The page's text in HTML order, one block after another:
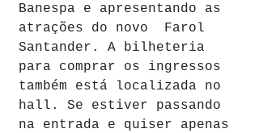
Banespa e apresentando as
atrações do novo  Farol
Santander. A bilheteria
para comprar os ingressos
também está localizada no
hall. Se estiver passando
na entrada e quiser apenas